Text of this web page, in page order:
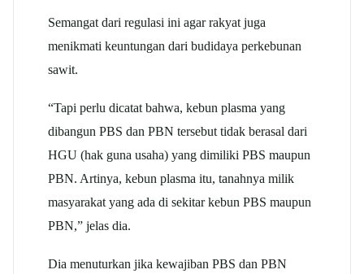
Semangat dari regulasi ini agar rakyat juga
menikmati keuntungan dari budidaya perkebunan
sawit.
“Tapi perlu dicatat bahwa, kebun plasma yang
dibangun PBS dan PBN tersebut tidak berasal dari
HGU (hak guna usaha) yang dimiliki PBS maupun
PBN. Artinya, kebun plasma itu, tanahnya milik
masyarakat yang ada di sekitar kebun PBS maupun
PBN,” jelas dia.
Dia menuturkan jika kewajiban PBS dan PBN